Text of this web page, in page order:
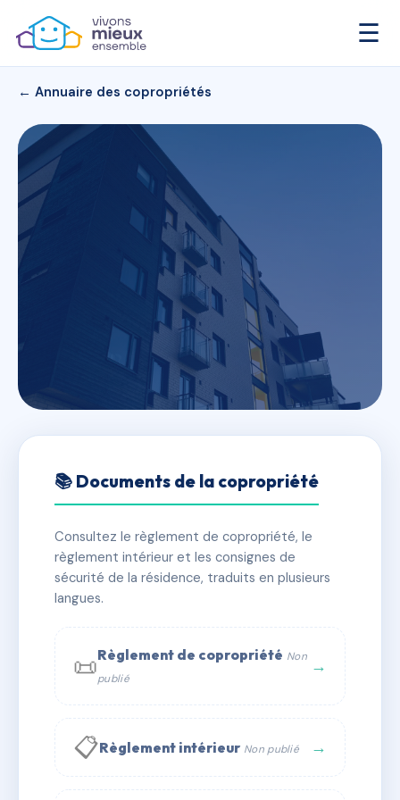
☰
← Annuaire des copropriétés
GRANDE RUE
✓ Immatriculée 🏠 3 lots 🏗 1 bâtiment(s)
📞 Contacter Syndic Digital
📚 Documents de la copropriété
Consultez le règlement de copropriété, le
règlement intérieur et les consignes de
sécurité de la résidence, traduits en plusieurs
langues.
📜Règlement de copropriété Non
publié
→
📋Règlement intérieur Non publié →